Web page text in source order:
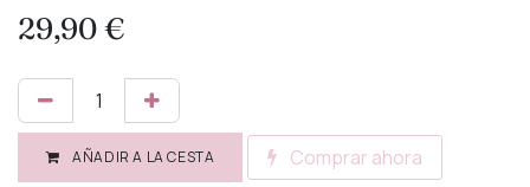
29,90€
AÑADIR A LA CESTA Comprar ahora